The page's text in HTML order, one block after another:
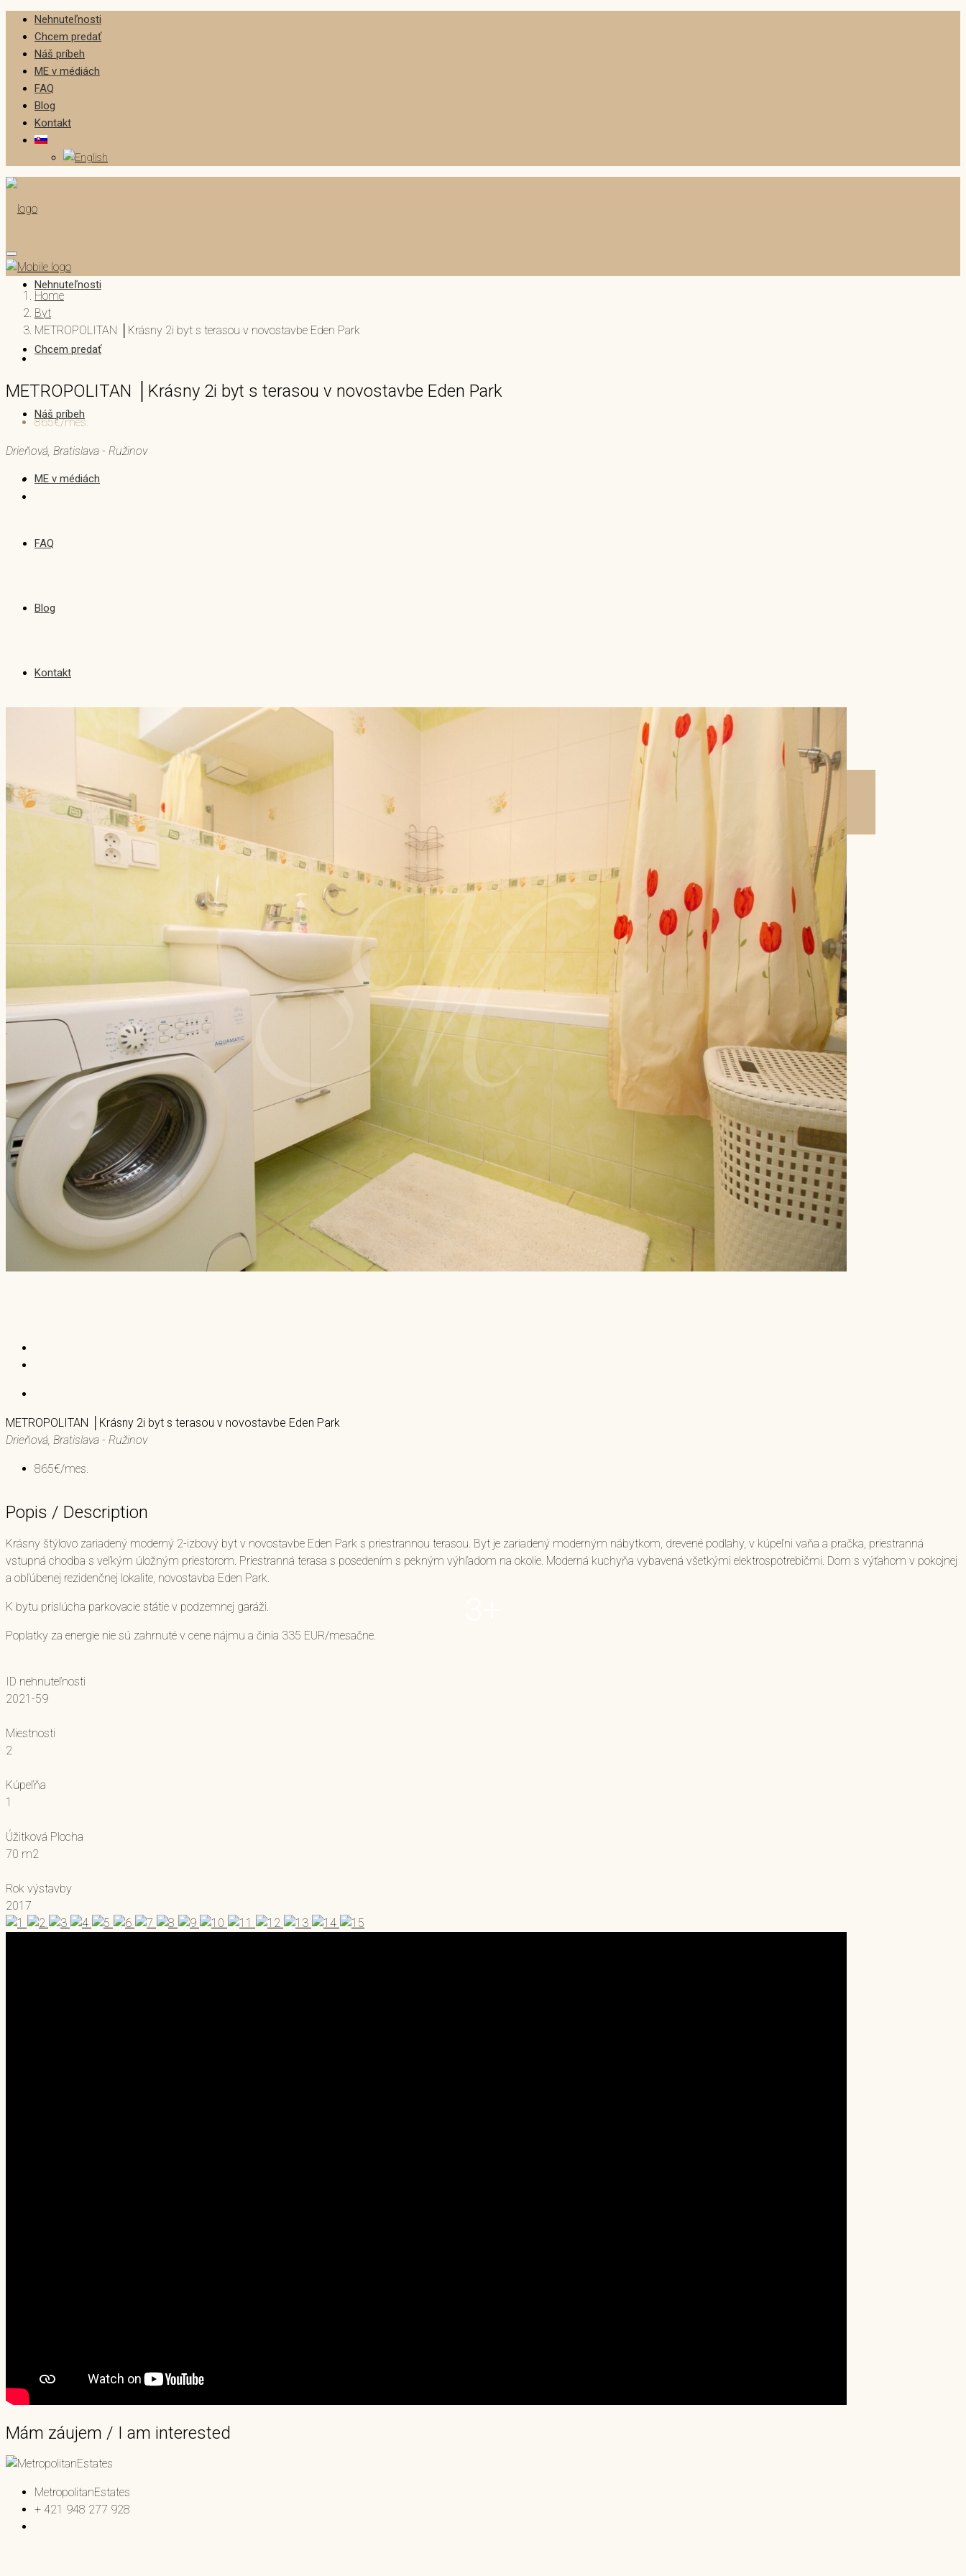
Nehnuteľnosti
Chcem predať
Náš príbeh
ME v médiách
FAQ
Blog
Kontakt
Nehnuteľnosti
Chcem predať
Náš príbeh
ME v médiách
FAQ
Blog
Kontakt
Home
Byt
METROPOLITAN │Krásny 2i byt s terasou v novostavbe Eden Park
METROPOLITAN │Krásny 2i byt s terasou v novostavbe Eden Park
865€/mes.
Drieňová, Bratislava - Ružinov
METROPOLITAN │Krásny 2i byt s terasou v novostavbe Eden Park
Drieňová, Bratislava - Ružinov
865€/mes.
Popis / Description
Krásny štýlovo zariadený moderný 2-izbový byt v novostavbe Eden Park s priestrannou terasou. Byt je zariadený moderným nábytkom, drevené podlahy, v kúpeľni vaňa a pračka, priestranná
vstupná chodba s veľkým úložným priestorom. Priestranná terasa s posedením s pekným výhľadom na okolie. Moderná kuchyňa vybavená všetkými elektrospotrebičmi. Dom s výťahom v pokojnej
a obľúbenej rezidenčnej lokalite, novostavba Eden Park.
K bytu prislúcha parkovacie státie v podzemnej garáži.
Poplatky za energie nie sú zahrnuté v cene nájmu a činia 335 EUR/mesačne.
ID nehnuteľnosti
2021-59
Miestnosti
2
Kúpeľňa
1
Úžitková Plocha
70 m2
Rok výstavby
2017
Mám záujem / I am interested
MetropolitanEstates
+ 421 948 277 928